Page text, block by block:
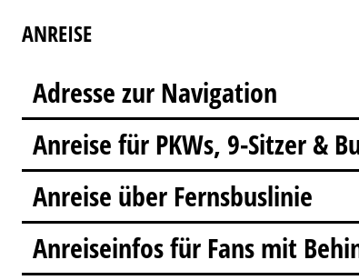
ANREISE
Adresse zur Navigation
Anreise für PKWs, 9-Sitzer &
Anreise über Fernsbuslinie
Anreiseinfos für Fans mit